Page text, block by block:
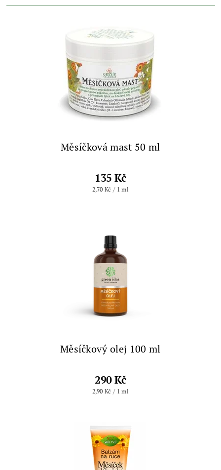
Měsíčková mast 50 ml
135 Kč
2,70 Kč / 1 ml
Měsíčkový olej 100 ml
290 Kč
2,90 Kč / 1 ml